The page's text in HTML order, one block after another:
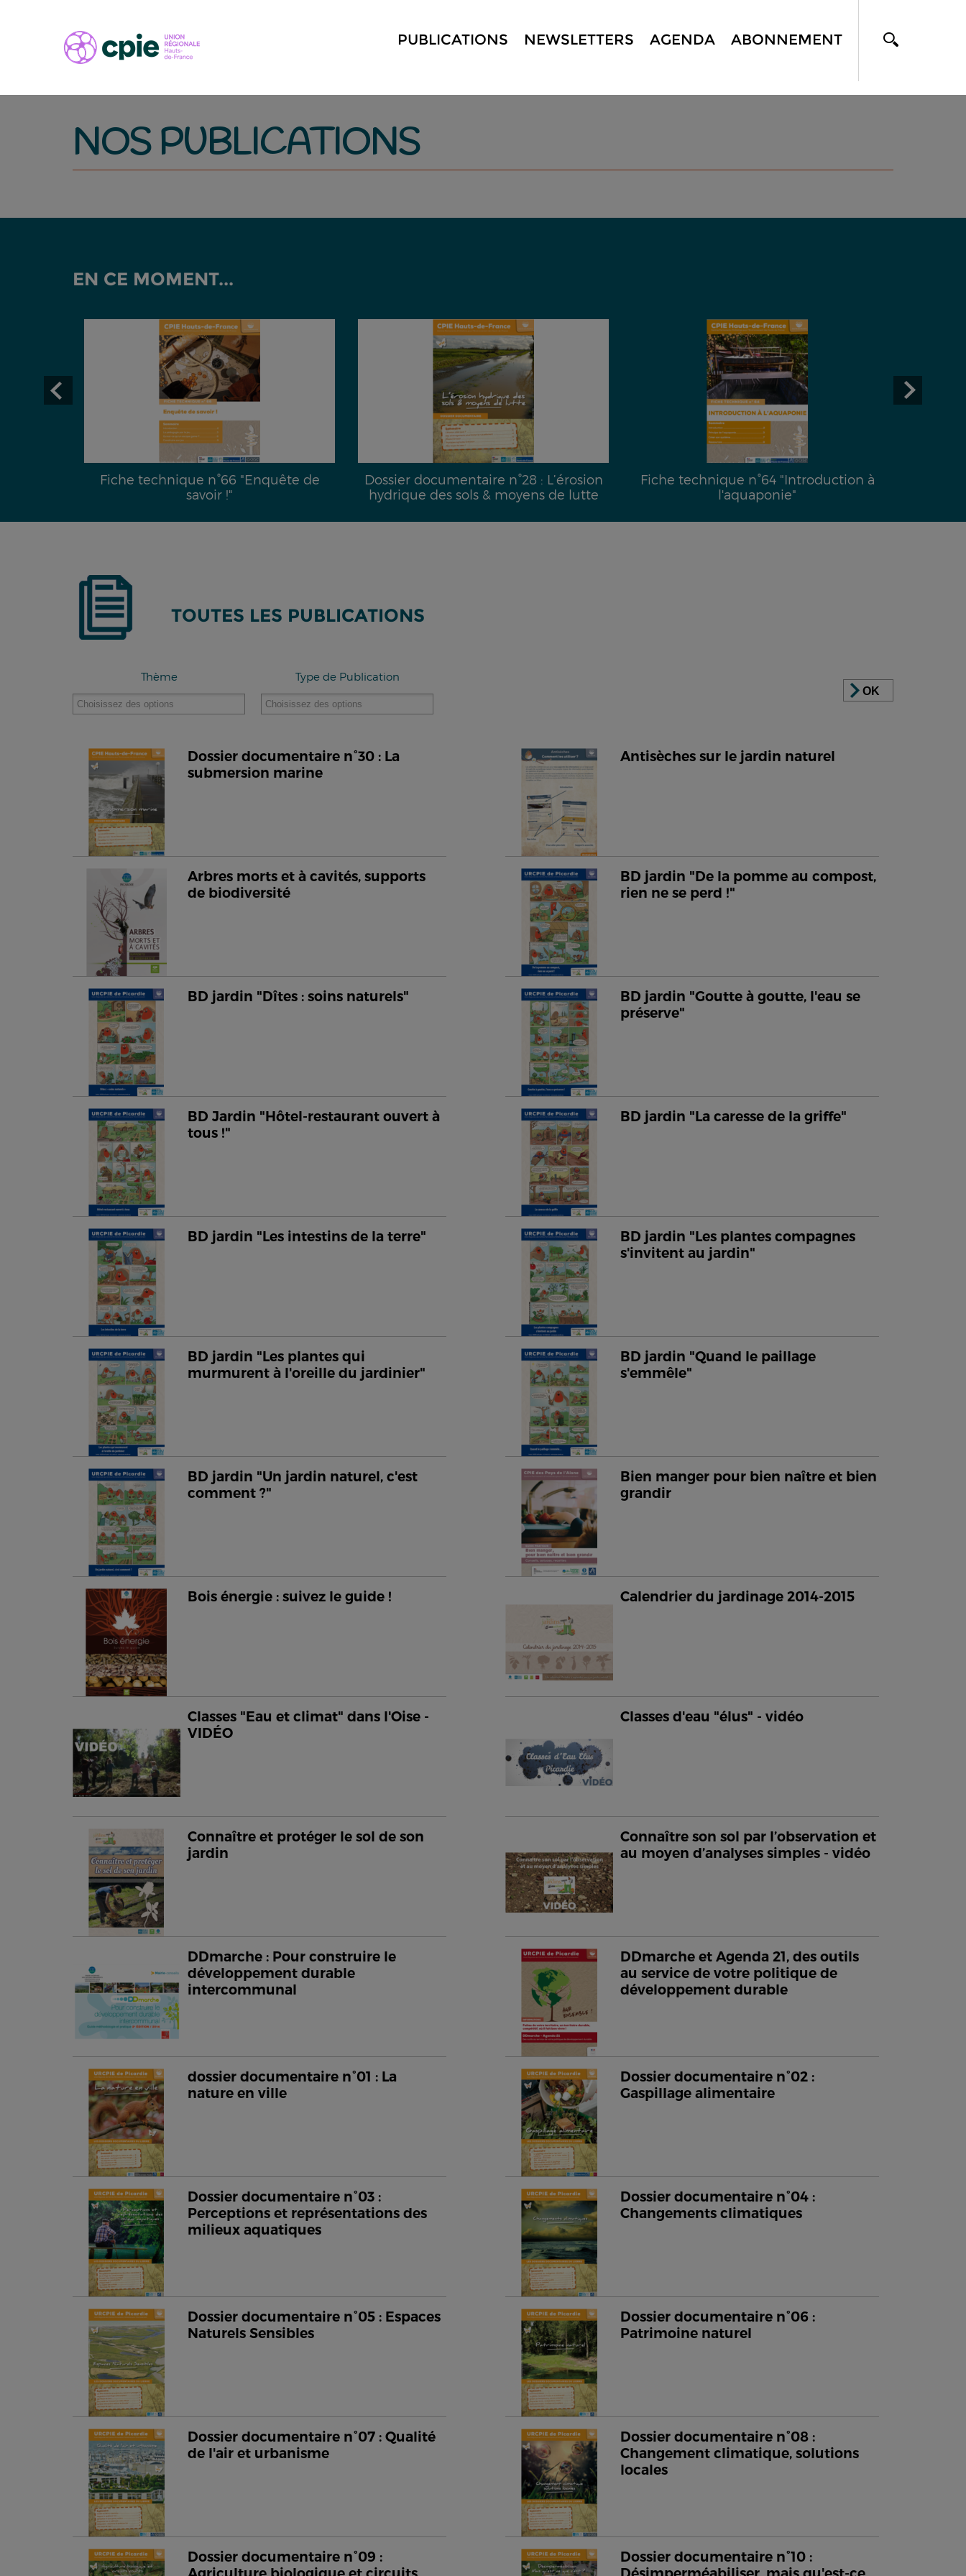
PUBLICATIONS NEWSLETTERS AGENDA ABONNEMENT
NOS PUBLICATIONS
EN CE MOMENT...
Fiche technique n°66 "Enquête de
savoir !"
Dossier documentaire n°28 : L’érosion
hydrique des sols & moyens de lutte
Fiche technique n°64 "Introduction à
l'aquaponie"
TOUTES LES PUBLICATIONS
Thème Type de Publication
OK
Dossier documentaire n°30 : La
submersion marine
Antisèches sur le jardin naturel
Arbres morts et à cavités, supports
de biodiversité
BD jardin "De la pomme au compost,
rien ne se perd !"
BD jardin "Dîtes : soins naturels"
BD jardin "Goutte à goutte, l'eau se
préserve"
BD Jardin "Hôtel-restaurant ouvert à
tous !"
BD jardin "La caresse de la griffe"
BD jardin "Les intestins de la terre"
BD jardin "Les plantes compagnes
s'invitent au jardin"
BD jardin "Les plantes qui
murmurent à l'oreille du jardinier"
BD jardin "Quand le paillage
s'emmêle"
BD jardin "Un jardin naturel, c'est
comment ?"
Bien manger pour bien naître et bien
grandir
Bois énergie : suivez le guide ! Calendrier du jardinage 2014-2015
Classes "Eau et climat" dans l'Oise -
VIDÉO
Classes d'eau "élus" - vidéo
Connaître et protéger le sol de son
jardin
Connaître son sol par l’observation et
au moyen d’analyses simples - vidéo
DDmarche : Pour construire le
développement durable
intercommunal
DDmarche et Agenda 21, des outils
au service de votre politique de
développement durable
dossier documentaire n°01 : La
nature en ville
Dossier documentaire n°02 :
Gaspillage alimentaire
Dossier documentaire n°03 :
Perceptions et représentations des
milieux aquatiques
Dossier documentaire n°04 :
Changements climatiques
Dossier documentaire n°05 : Espaces
Naturels Sensibles
Dossier documentaire n°06 :
Patrimoine naturel
Dossier documentaire n°07 : Qualité
de l'air et urbanisme
Dossier documentaire n°08 :
Changement climatique, solutions
locales
Dossier documentaire n°09 :
Dossier documentaire n°10 :